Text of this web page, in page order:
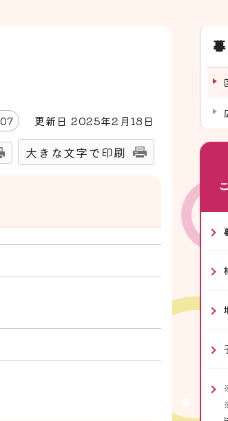
更新日2025年2月18 日
大きな文字で印刷